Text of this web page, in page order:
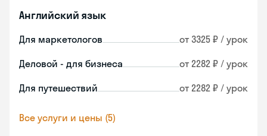
Английский язык
Для маркетологов от 3325 ₽ / урок
Деловой - для бизнеса от 2282 ₽ / урок
Для путешествий от 2282 ₽ / урок
Все услуги и цены (5)